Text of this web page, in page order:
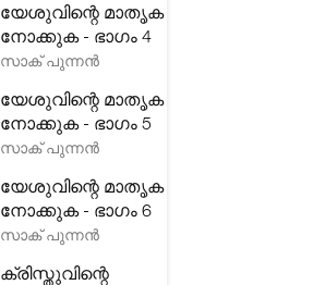
യേശുവിന്റെ മാതൃക
നോക്കുക - ഭാഗം 4
സാക് പുന്നൻ
യേശുവിന്റെ മാതൃക
നോക്കുക - ഭാഗം 5
സാക് പുന്നൻ
യേശുവിന്റെ മാതൃക
നോക്കുക - ഭാഗം 6
സാക് പുന്നൻ
ക്രിസ്തുവിന്റെ